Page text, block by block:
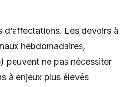
d’affectations. Les devoirs à
hebdomadaires,
peuvent ne pas nécessiter
à enjeux plus élevés